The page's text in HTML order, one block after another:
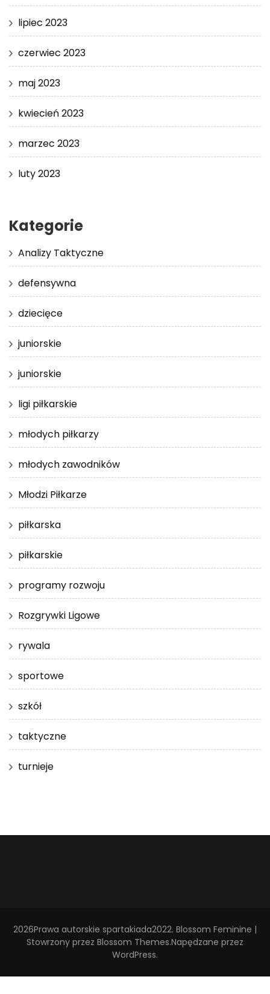
lipiec 2023
czerwiec 2023
maj 2023
kwiecień 2023
marzec 2023
luty 2023
Kategorie
Analizy Taktyczne
defensywna
dziecięce
juniorskie
juniorskie
ligi piłkarskie
młodych piłkarzy
młodych zawodników
Młodzi Piłkarze
piłkarska
piłkarskie
programy rozwoju
Rozgrywki Ligowe
rywala
sportowe
szkół
taktyczne
turnieje
2026Prawa autorskie spartakiada2022. Blossom Feminine |
Stowrzony przez Blossom Themes.Napędzane przez
WordPress.